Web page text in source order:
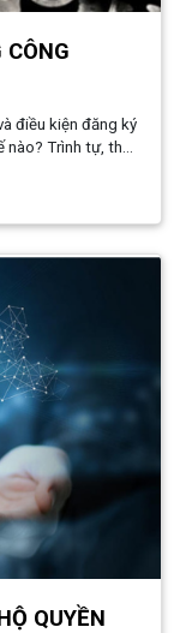
điều kiện đăng ký
nào? Trình tự, thủ
nào?
QUYỀN